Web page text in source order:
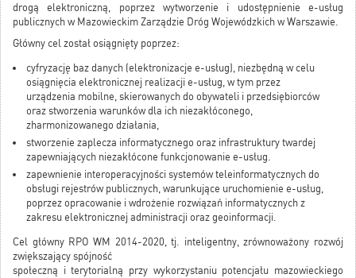
drogą elektroniczną, poprzez wytworzenie i udostępnienie e-usług
publicznych w Mazowieckim Zarządzie Dróg Wojewódzkich w Warszawie.
Główny cel został osiągnięty poprzez:
cyfryzację baz danych (elektronizacje e-usług), niezbędną w celu
osiągnięcia elektronicznej realizacji e-usług, w tym przez
urządzenia mobilne, skierowanych do obywateli i przedsiębiorców
oraz stworzenia warunków dla ich niezakłóconego,
zharmonizowanego działania,
stworzenie zaplecza informatycznego oraz infrastruktury twardej
zapewniających niezakłócone funkcjonowanie e-usług.
zapewnienie interoperacyjności systemów teleinformatycznych do
obsługi rejestrów publicznych, warunkujące uruchomienie e-usług,
poprzez opracowanie i wdrożenie rozwiązań informatycznych z
zakresu elektronicznej administracji oraz geoinformacji.
Cel główny RPO WM 2014-2020, tj. inteligentny, zrównoważony rozwój
zwiększający spójność
społeczną i terytorialną przy wykorzystaniu potencjału mazowieckiego